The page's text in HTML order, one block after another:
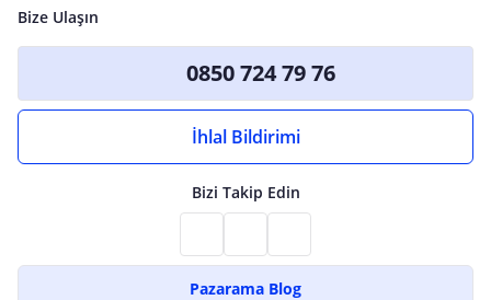
Bize Ulaşın
0850 724 79 76
İhlal Bildirimi
Bizi Takip Edin
Pazarama Blog